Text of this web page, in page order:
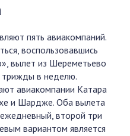
пять авиакомпаний.
воспользовавшись
вылет из Шереметьево
в неделю.
авиакомпании Катара
и Шардже. Оба вылета
второй три
вариантом является